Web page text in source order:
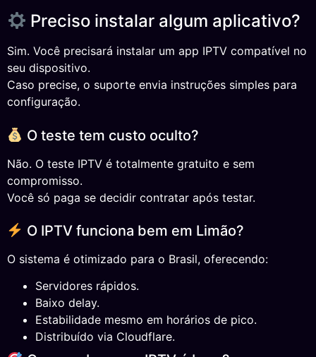
Preciso instalar algum aplicativo?
Sim. Você precisará instalar um app IPTV compatível no
seu dispositivo.
Caso precise, o suporte envia instruções simples para
configuração.
O teste tem custo oculto?
Não. O teste IPTV é totalmente gratuito e sem
compromisso.
Você só paga se decidir contratar após testar.
O IPTV funciona bem em Limão?
O sistema é otimizado para o Brasil, oferecendo:
Servidores rápidos.
Baixo delay.
Estabilidade mesmo em horários de pico.
Distribuído via Cloudflare.